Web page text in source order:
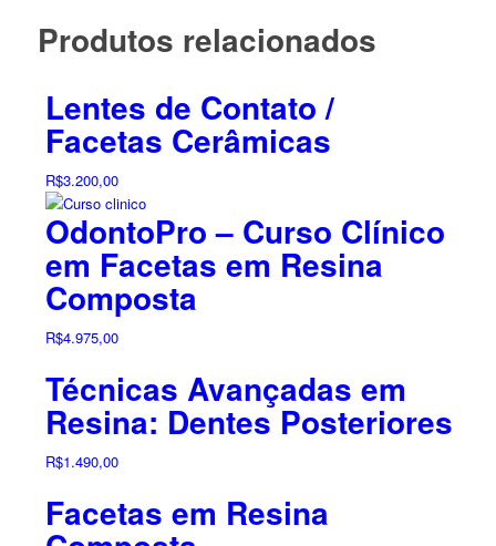
Produtos relacionados
Lentes de Contato /
Facetas Cerâmicas
R$3.200,00
OdontoPro – Curso Clínico
em Facetas em Resina
Composta
R$4.975,00
Técnicas Avançadas em
Resina: Dentes Posteriores
R$1.490,00
Facetas em Resina